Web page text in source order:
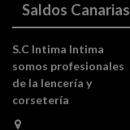
Saldos Canarias
S.C Intima Intima
somos profesionales
de la lencería y
corsetería